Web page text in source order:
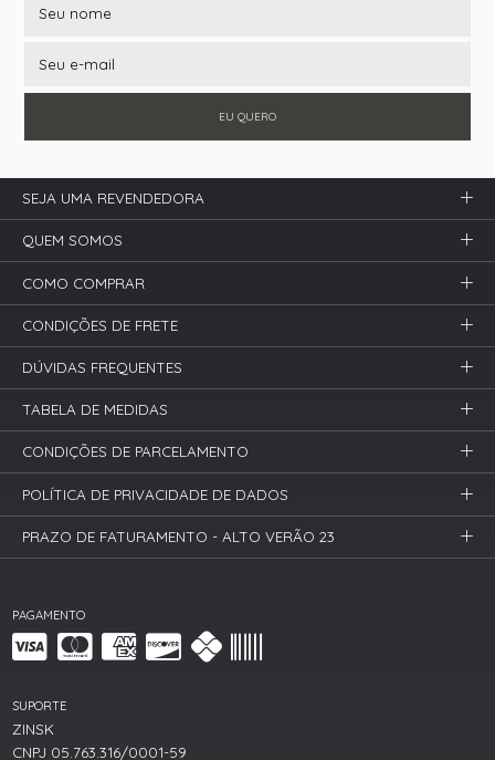
EU QUERO
PAGAMENTO
SUPORTE
ZINSK
CNPJ 05.763.316/0001-59
SEJA UMA REVENDEDORA
QUEM SOMOS
COMO COMPRAR
CONDIÇÕES DE FRETE
DÚVIDAS FREQUENTES
TABELA DE MEDIDAS
CONDIÇÕES DE PARCELAMENTO
POLÍTICA DE PRIVACIDADE DE DADOS
PRAZO DE FATURAMENTO - ALTO VERÃO 23